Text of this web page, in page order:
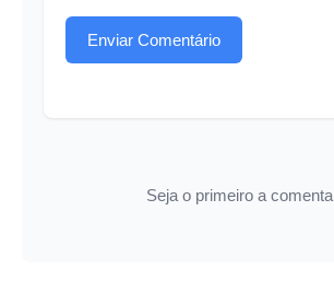
Enviar Comentário
Seja o primeiro a